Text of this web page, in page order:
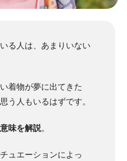
る人は、あまりいない
着物が夢に出てきた
う人もいるはずです。
味を解説。
ュエーションによっ